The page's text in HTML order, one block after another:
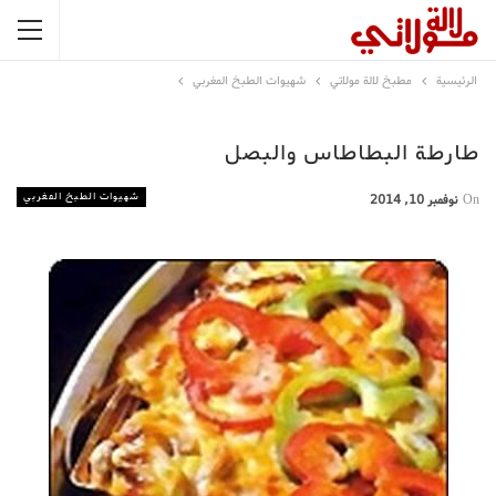
الرئيسية مطبخ لالة مولاتي شهيوات الطبخ المغربي
طارطة البطاطاس والبصل
شهيوات الطبخ المغربي On نوفمبر 10, 2014